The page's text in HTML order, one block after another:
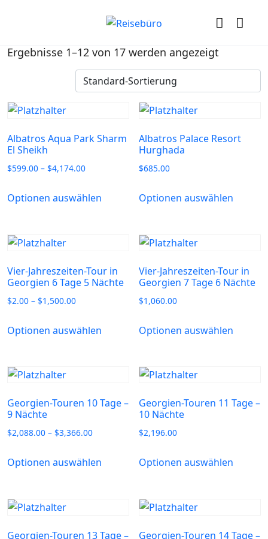
Ergebnisse 1–12 von 17 werden angezeigt
Albatros Aqua Park Sharm
El Sheikh
$599.00 – $4,174.00
Optionen auswählen
Albatros Palace Resort
Hurghada
$685.00
Optionen auswählen
Vier-Jahreszeiten-Tour in
Georgien 6 Tage 5 Nächte
$2.00 – $1,500.00
Optionen auswählen
Vier-Jahreszeiten-Tour in
Georgien 7 Tage 6 Nächte
$1,060.00
Optionen auswählen
Georgien-Touren 10 Tage –
9 Nächte
$2,088.00 – $3,366.00
Optionen auswählen
Georgien-Touren 11 Tage –
10 Nächte
$2,196.00
Optionen auswählen
Georgien-Touren 13 Tage –
Georgien-Touren 14 Tage –